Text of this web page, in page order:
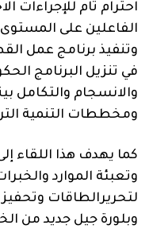
احترام تام للإجراءات
الفاعلين على المستوى
وتنفيذ برنامج عمل
في تنزيل البرنامج
والانسجام والتكامل
ومخططات التنمية
كما يهدف هذا اللقاء
وتعبئة الموارد
لتحريرالطاقات وتحفيز
وبلورة جيل جديد من